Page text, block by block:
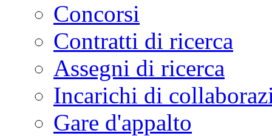
Concorsi
Contratti di ricerca
Assegni di ricerca
Incarichi di
Gare d'appalto